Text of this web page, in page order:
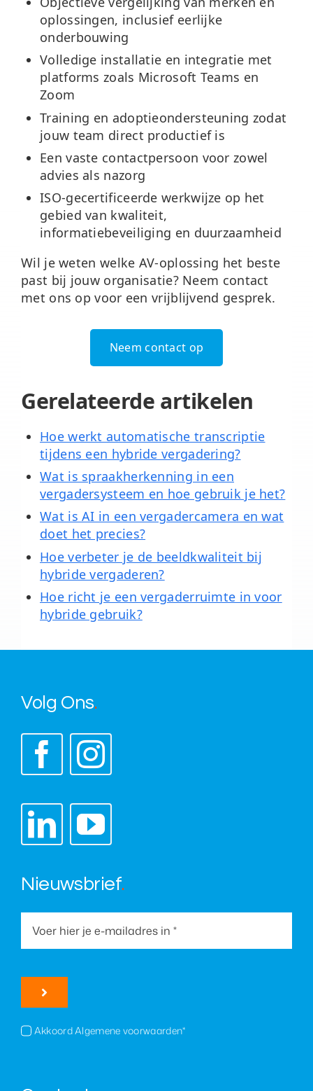
oplossingen, inclusief eerlijke
onderbouwing
Volledige installatie en integratie met
platforms zoals Microsoft Teams en
Zoom
Training en adoptieondersteuning zodat
jouw team direct productief is
Een vaste contactpersoon voor zowel
advies als nazorg
ISO-gecertificeerde werkwijze op het
gebied van kwaliteit,
informatiebeveiliging en duurzaamheid
Wil je weten welke AV-oplossing het beste
past bij jouw organisatie? Neem contact
met ons op voor een vrijblijvend gesprek.
Neem contact op
Gerelateerde artikelen
Hoe werkt automatische transcriptie
tijdens een hybride vergadering?
Wat is spraakherkenning in een
vergadersysteem en hoe gebruik je het?
Wat is AI in een vergadercamera en wat
doet het precies?
Hoe verbeter je de beeldkwaliteit bij
hybride vergaderen?
Hoe richt je een vergaderruimte in voor
hybride gebruik?
Volg Ons.
Nieuwsbrief.
Akkoord Algemene voorwaarden*